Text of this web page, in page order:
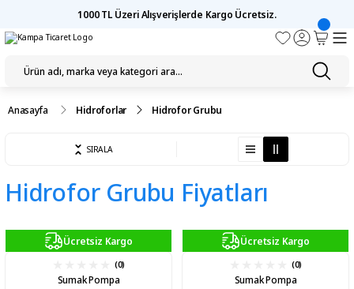
1000 TL Üzeri Alışverişlerde Kargo Ücretsiz.
Anasayfa Hidroforlar Hidrofor Grubu
SIRALA
Hidrofor Grubu Fiyatları
Ücretsiz Kargo
(0)
Sumak Pompa
Ücretsiz Kargo
(0)
Sumak Pompa